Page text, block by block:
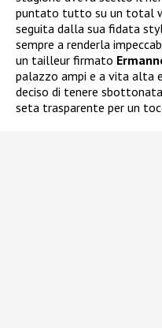
puntato tutto su un total
seguita dalla sua fidata
sempre a renderla
un tailleur firmato
palazzo ampi e a vita alta
deciso di tenere
seta trasparente per un